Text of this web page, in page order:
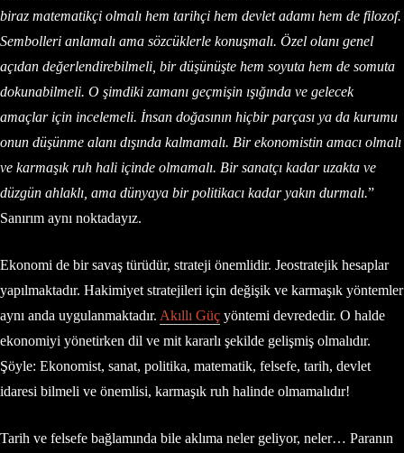
biraz matematikçi olmalı hem tarihçi hem devlet adamı hem de filozof.
Sembolleri anlamalı ama sözcüklerle konuşmalı. Özel olanı genel
açıdan değerlendirebilmeli, bir düşünüşte hem soyuta hem de somuta
dokunabilmeli. O şimdiki zamanı geçmişin ışığında ve gelecek
amaçlar için incelemeli. İnsan doğasının hiçbir parçası ya da kurumu
onun düşünme alanı dışında kalmamalı. Bir ekonomistin amacı olmalı
ve karmaşık ruh hali içinde olmamalı. Bir sanatçı kadar uzakta ve
düzgün ahlaklı, ama dünyaya bir politikacı kadar yakın durmalı.”
Sanırım aynı noktadayız.
Ekonomi de bir savaş türüdür, strateji önemlidir. Jeostratejik hesaplar
yapılmaktadır. Hakimiyet stratejileri için değişik ve karmaşık yöntemler
aynı anda uygulanmaktadır. Akıllı Güç yöntemi devrededir. O halde
ekonomiyi yönetirken dil ve mit kararlı şekilde gelişmiş olmalıdır.
Şöyle: Ekonomist, sanat, politika, matematik, felsefe, tarih, devlet
idaresi bilmeli ve önemlisi, karmaşık ruh halinde olmamalıdır!
Tarih ve felsefe bağlamında bile aklıma neler geliyor, neler… Paranın